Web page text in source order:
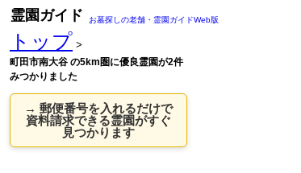
霊園ガイド お墓探しの老舗・霊園ガイドWeb版
トップ >
町田市南大谷 の5km圏に優良霊園が2件
みつかりました
→ 郵便番号を入れるだけで
資料請求できる霊園がすぐ
見つかります